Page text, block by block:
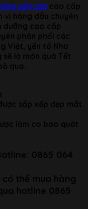
yến sàocao cấp
hàng đầu chuyên
dưỡng cao cấp
phân phối các
Việt, yến tổ Nha
sẽ là món quà Tết
qua.
sắp xếp đẹp mắt
làm co bao quát
0865 064
thể mua hàng
hotline 0865